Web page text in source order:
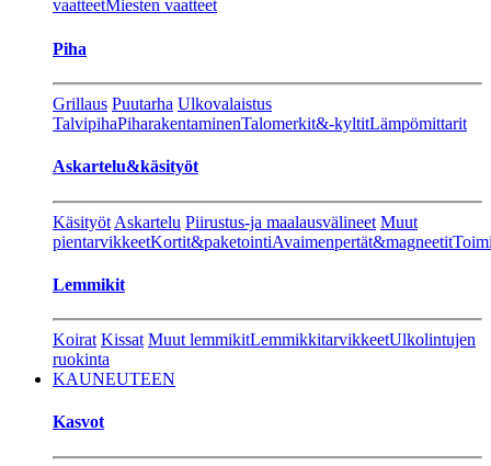
vaatteetMiesten vaatteet
Piha
Grillaus Puutarha Ulkovalaistus
TalvipihaPiharakentaminenTalomerkit&-kyltitLämpömittarit
Askartelu&käsityöt
Käsityöt Askartelu Piirustus-ja maalausvälineet Muut
pientarvikkeetKortit&paketointiAvaimenpertät&magneetit
Lemmikit
Koirat Kissat Muut lemmikitLemmikkitarvikkeetUlkolintujen
ruokinta
KAUNEUTEEN
Kasvot